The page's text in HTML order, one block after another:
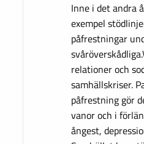
Inne i det andra
exempel
påfrestningar
relationer och
samhällskriser.
påfrestning gör
vanor och i
ångest,